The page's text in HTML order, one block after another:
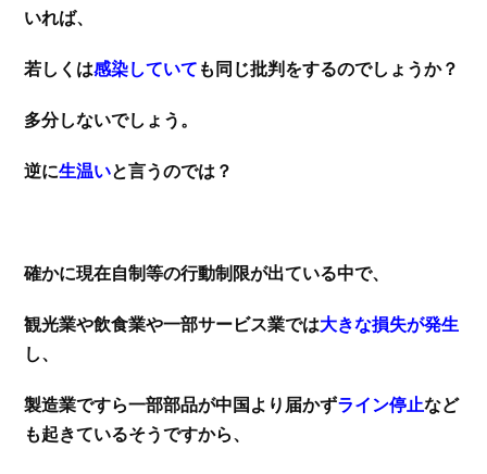
いれば、
若しくは感染していて も同じ批判をするのでしょうか？
多分しないでしょう。
逆に生温いと言うのでは？
確かに現在自制等の行動制限が出ている中で、
観光業や飲食業や一部サービス業では大きな損失が発生
し、
製造業ですら一部部品が中国より届かずライン停止など
も起きているそうですから、